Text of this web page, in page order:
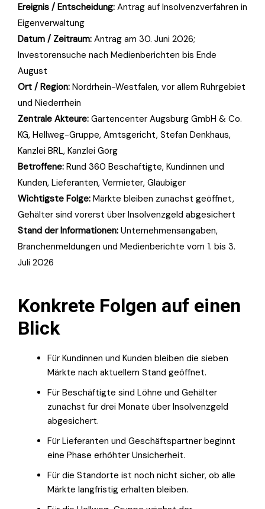
Ereignis / Entscheidung: Antrag auf Insolvenzverfahren in
Eigenverwaltung
Datum / Zeitraum: Antrag am 30. Juni 2026;
Investorensuche nach Medienberichten bis Ende
August
Ort / Region: Nordrhein-Westfalen, vor allem Ruhrgebiet
und Niederrhein
Zentrale Akteure: Gartencenter Augsburg GmbH & Co.
KG, Hellweg-Gruppe, Amtsgericht, Stefan Denkhaus,
Kanzlei BRL, Kanzlei Görg
Betroffene: Rund 360 Beschäftigte, Kundinnen und
Kunden, Lieferanten, Vermieter, Gläubiger
Wichtigste Folge: Märkte bleiben zunächst geöffnet,
Gehälter sind vorerst über Insolvenzgeld abgesichert
Stand der Informationen: Unternehmensangaben,
Branchenmeldungen und Medienberichte vom 1. bis 3.
Juli 2026
Konkrete Folgen auf einen
Blick
Für Kundinnen und Kunden bleiben die sieben
Märkte nach aktuellem Stand geöffnet.
Für Beschäftigte sind Löhne und Gehälter
zunächst für drei Monate über Insolvenzgeld
abgesichert.
Für Lieferanten und Geschäftspartner beginnt
eine Phase erhöhter Unsicherheit.
Für die Standorte ist noch nicht sicher, ob alle
Märkte langfristig erhalten bleiben.